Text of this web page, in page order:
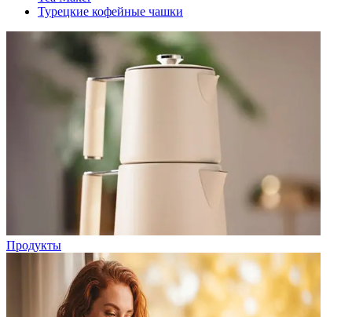
Турецкие кофейные чашки
Продукты